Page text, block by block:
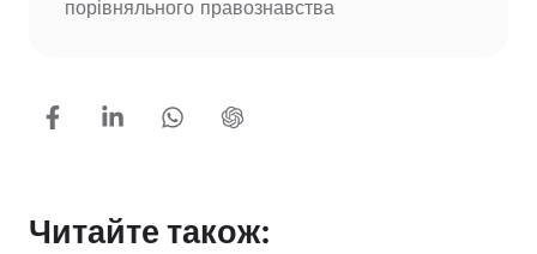
порівняльного правознавства
Читайте також: